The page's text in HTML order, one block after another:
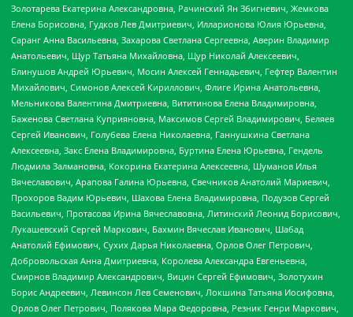
Золотарева Екатерина Александровна, Рачинский Ян Збигневич, Жемкова
Елена Борисовна, Гудков Лев Дмитриевич, Илларионова Юлия Юрьевна,
Саранг Анна Васильевна, Захарова Светлана Сергеевна, Аверин Владимир
Анатольевич, Щур Татьяна Михайловна, Щур Николай Алексеевич,
Блинушов Андрей Юрьевич, Мосин Алексей Геннадьевич, Гефтер Валентин
Михайлович, Симонов Алексей Кириллович, Флиге Ирина Анатольевна,
Мельникова Валентина Дмитриевна, Вититинова Елена Владимировна,
Баженова Светлана Куприяновна, Максимов Сергей Владимирович, Беляев
Сергей Иванович, Голубева Елена Николаевна, Ганнушкина Светлана
Алексеевна, Закс Елена Владимировна, Буртина Елена Юрьевна, Гендель
Людмила Залмановна, Кокорина Екатерина Алексеевна, Шуманов Илья
Вячеславович, Арапова Галина Юрьевна, Свечников Анатолий Мариевич,
Прохоров Вадим Юрьевич, Шахова Елена Владимировна, Подузов Сергей
Васильевич, Протасова Ирина Вячеславовна, Литинский Леонид Борисович,
Лукашевский Сергей Маркович, Бахмин Вячеслав Иванович, Шабад
Анатолий Ефимович, Сухих Дарья Николаевна, Орлов Олег Петрович,
Добровольская Анна Дмитриевна, Королева Александра Евгеньевна,
Смирнов Владимир Александрович, Вицин Сергей Ефимович, Золотухин
Борис Андреевич, Левинсон Лев Семенович, Локшина Татьяна Иосифовна,
Орлов Олег Петрович, Полякова Мара Федоровна, Резник Генри Маркович,